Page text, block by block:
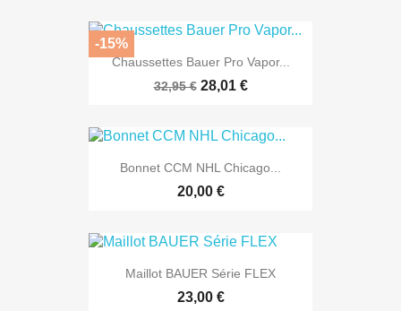
Chaussettes Bauer Pro Vapor...
32,95 € 28,01 €
-15%
Bonnet CCM NHL Chicago...
20,00 €
Maillot BAUER Série FLEX
23,00 €